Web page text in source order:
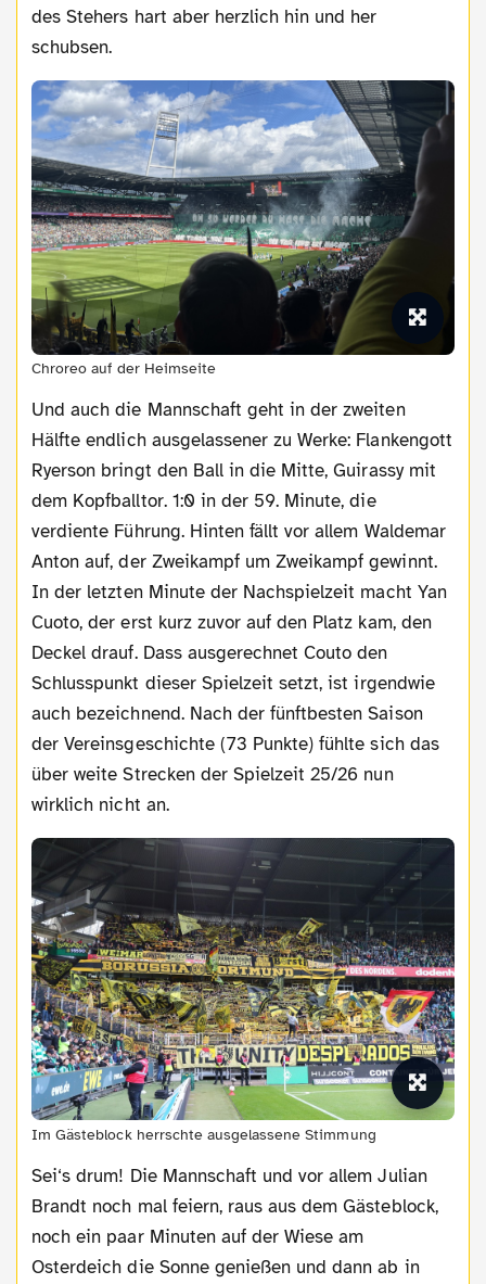
des Stehers hart aber herzlich hin und her
schubsen.
Chroreo auf der Heimseite
Und auch die Mannschaft geht in der zweiten
Hälfte endlich ausgelassener zu Werke: Flankengott
Ryerson bringt den Ball in die Mitte, Guirassy mit
dem Kopfballtor. 1:0 in der 59. Minute, die
verdiente Führung. Hinten fällt vor allem Waldemar
Anton auf, der Zweikampf um Zweikampf gewinnt.
In der letzten Minute der Nachspielzeit macht Yan
Cuoto, der erst kurz zuvor auf den Platz kam, den
Deckel drauf. Dass ausgerechnet Couto den
Schlusspunkt dieser Spielzeit setzt, ist irgendwie
auch bezeichnend. Nach der fünftbesten Saison
der Vereinsgeschichte (73 Punkte) fühlte sich das
über weite Strecken der Spielzeit 25/26 nun
wirklich nicht an.
Im Gästeblock herrschte ausgelassene Stimmung
Sei‘s drum! Die Mannschaft und vor allem Julian
Brandt noch mal feiern, raus aus dem Gästeblock,
noch ein paar Minuten auf der Wiese am
Osterdeich die Sonne genießen und dann ab in